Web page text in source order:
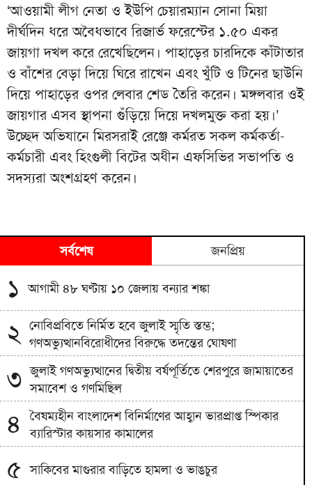
‘আওয়ামী লীগ নেতা ও ইউপি চেয়ারম্যান সোনা মিয়া
দীর্ঘদিন ধরে অবৈধভাবে রিজার্ভ ফরেস্টের ১.৫০ একর
জায়গা দখল করে রেখেছিলেন। পাহাড়ের চারদিকে কাঁটাতার
ও বাঁশের বেড়া দিয়ে ঘিরে রাখেন এবং খুঁটি ও টিনের ছাউনি
দিয়ে পাহাড়ের ওপর লেবার শেড তৈরি করেন। মঙ্গলবার ওই
জায়গার এসব স্থাপনা গুঁড়িয়ে দিয়ে দখলমুক্ত করা হয়।’
উচ্ছেদ অভিযানে মিরসরাই রেঞ্জে কর্মরত সকল কর্মকর্তা-
কর্মচারী এবং হিংগুলী বিটের অধীন এফসিভির সভাপতি ও
সদস্যরা অংশগ্রহণ করেন।
সর্বশেষ জনপ্রিয়
১ আগামী ৪৮ ঘণ্টায় ১০ জেলায় বন্যার শঙ্কা
২
নোবিপ্রবিতে নির্মিত হবে জুলাই স্মৃতি স্তম্ভ;
গণঅভ্যুত্থানবিরোধীদের বিরুদ্ধে তদন্তের ঘোষণা
৩ জুলাই গণঅভ্যুত্থানের দ্বিতীয় বর্ষপূর্তিতে শেরপুরে জামায়াতের
সমাবেশ ও গণমিছিল
৪
বৈষম্যহীন বাংলাদেশ বিনির্মাণের আহ্বান ভারপ্রাপ্ত স্পিকার
ব্যারিস্টার কায়সার কামালের
৫ সাকিবের মাগুরার বাড়িতে হামলা ও ভাঙচুর